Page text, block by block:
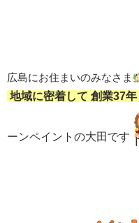
広島にお住まいのみなさま
地域に密着して 創業37年
ーンペイントの大田です